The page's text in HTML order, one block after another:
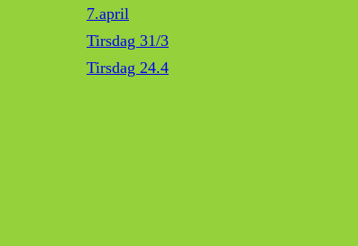
7.april
Tirsdag 31/3
Tirsdag 24.4